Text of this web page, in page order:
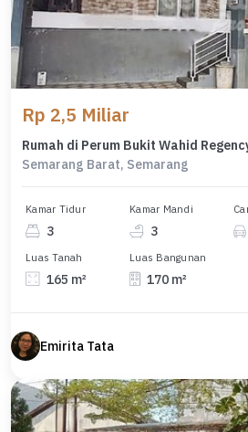
Rp 2,5 Miliar
Rumah di Perum Bukit Wahid
Semarang Barat, Semarang
Kamar Tidur
3
Kamar Mandi
3
Luas Tanah
165 m²
Luas Bangunan
170 m²
Emirita Tata